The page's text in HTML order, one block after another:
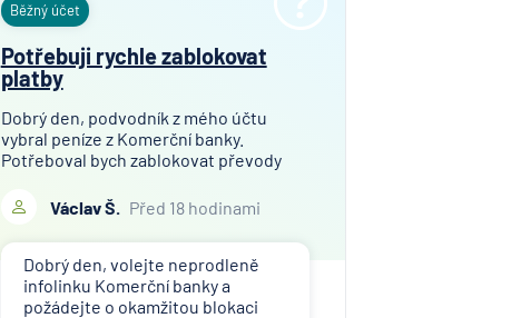
Běžný účet
Potřebuji rychle zablokovat
platby
Dobrý den, podvodník z mého účtu
vybral peníze z Komerční banky.
Potřeboval bych zablokovat převody
Václav Š.
Před 18 hodinami
Dobrý den, volejte neprodleně
infolinku Komerční banky a
požádejte o okamžitou blokaci